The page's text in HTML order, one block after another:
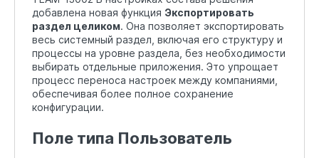
добавлена новая функция Экспортировать
раздел целиком. Она позволяет экспортировать
весь системный раздел, включая его структуру и
процессы на уровне раздела, без необходимости
выбирать отдельные приложения. Это упрощает
процесс переноса настроек между компаниями,
обеспечивая более полное сохранение
конфигурации.
Поле типа Пользователь